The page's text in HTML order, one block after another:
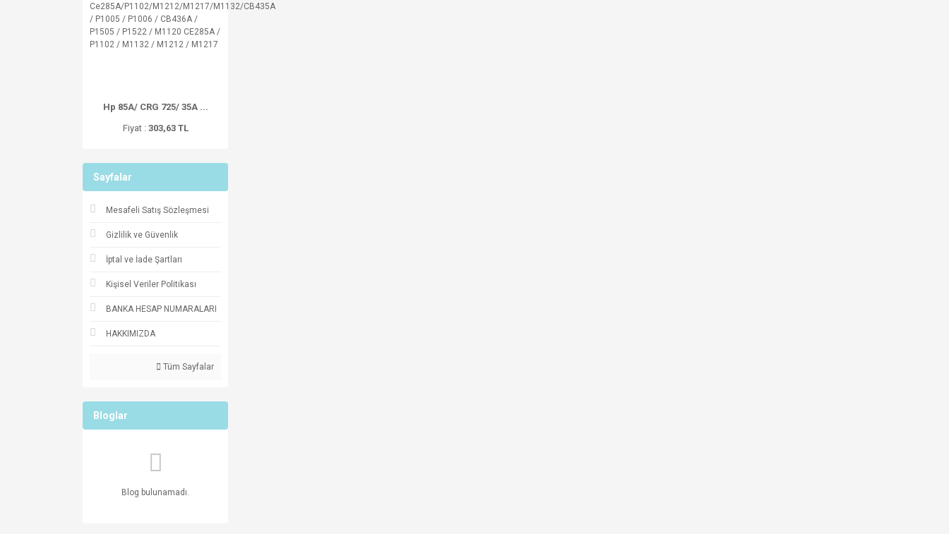
Hp 85A/ CRG 725/ 35A ...
Fiyat : 303,63 TL
Sayfalar
Mesafeli Satış Sözleşmesi
Gizlilik ve Güvenlik
İptal ve İade Şartları
Kişisel Veriler Politikası
BANKA HESAP NUMARALARI
HAKKIMIZDA
Tüm Sayfalar
Bloglar
Blog bulunamadı.